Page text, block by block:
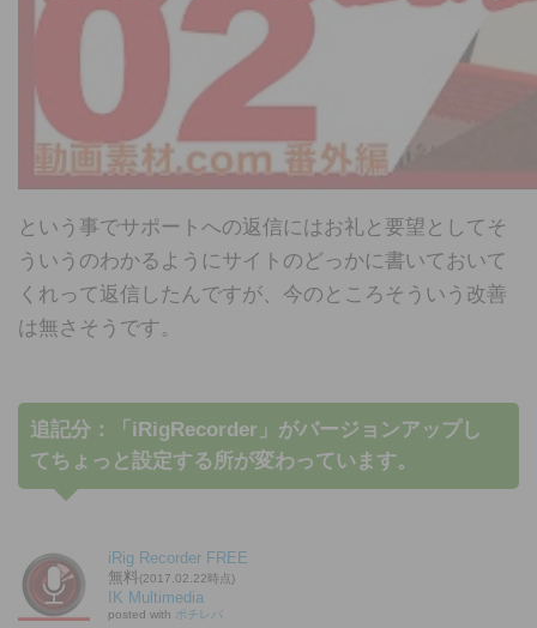
という事でサポートへの返信にはお礼と要望としてそ
ういうのわかるようにサイトのどっかに書いておいて
くれって返信したんですが、今のところそういう改善
は無さそうです。
追記分：「iRigRecorder」がバージョンアップし
てちょっと設定する所が変わっています。
iRig Recorder FREE
無料(2017.02.22時点)
IK Multimedia
posted with ポチレバ